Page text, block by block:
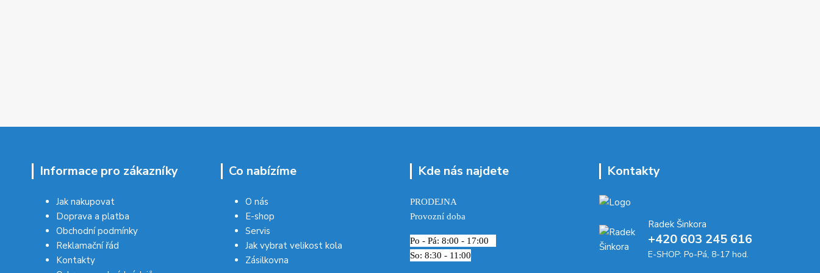
Informace pro zákazníky
Jak nakupovat
Doprava a platba
Obchodní podmínky
Reklamační řád
Kontakty
Co nabízíme
O nás
E-shop
Servis
Jak vybrat velikost kola
Zásilkovna
Kde nás najdete
PRODEJNA
Provozní doba
Po - Pá: 8:00 - 17:00
So: 8:30 - 11:00
Kontakty
Radek Šinkora
+‭420 603 245 616‬
E-SHOP: Po-Pá, 8-17 hod.